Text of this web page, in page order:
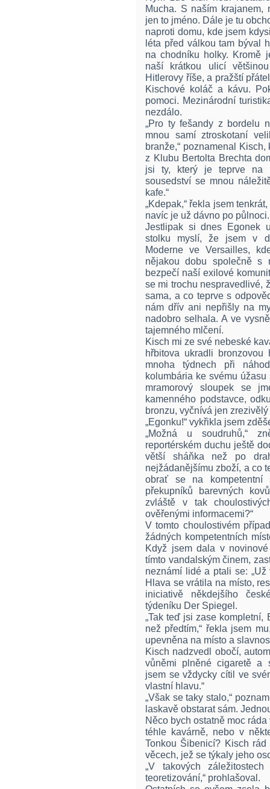
Mucha. S naším krajanem,
jen to jméno. Dále je tu
naproti domu, kde jsem
léta před válkou tam býval
na chodníku holky. Kromě
naší krátkou ulicí
Hitlerovy říše, a pražští
Kischové koláč a kávu.
pomoci. Mezinárodní
nezdálo.
„Pro ty fešandy z bordelu
mnou samí ztroskotaní
branže,“ poznamenal
z Klubu Bertolta Brechta
jsi ty, který je teprve na
sousedství se mnou
kafe.“
„Kdepak,“ řekla jsem
navíc je už dávno po
Jestlipak si dnes Egonek
stolku myslí, že jsem v
Moderne ve Versailles,
nějakou dobu společně s
bezpečí naší exilové
se mi trochu nespravedlivé,
sama, a co teprve s
nám dřív ani nepřišly na
nadobro selhala. A ve
tajemného mlčení.
Kisch mi ze své nebeské
hřbitova ukradli
mnoha týdnech při
kolumbária ke svému
mramorový sloupek se
kamenného podstavce,
bronzu, vyčnívá jen
„Egonku!“ vykřikla jsem
„Možná u soudruhů,“
reportérském duchu ještě
větší sháňka než po
nejžádanějšímu zboží, a co
obrať se na kompetentní
překupníků barevných
zvláště v tak
ověřenými informacemi?“
V tomto choulostivém
žádných kompetentních
Když jsem dala v
tímto vandalským činem,
neznámí lidé a ptali se:
Hlava se vrátila na místo,
iniciativě někdejšího
týdeníku Der Spiegel.
„Tak teď jsi zase
než předtím,“ řekla jsem
upevněna na místo a
Kisch nadzvedl obočí,
vůněmi plněné cigaretě a
jsem se vždycky cítil ve
vlastní hlavu.“
„Však se taky stalo,“
laskavě obstarat sám.
Něco bych ostatně moc
téhle kavárně, nebo v
Tonkou Šibenicí? Kisch
věcech, jež se týkaly jeho
„V takových
teoretizování,“ prohlašoval.